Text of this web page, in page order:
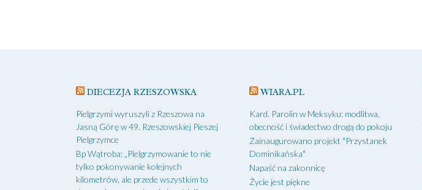
DIECEZJA RZESZOWSKA
Pielgrzymi wyruszyli z Rzeszowa na
Jasną Górę w 49. Rzeszowskiej Pieszej
Pielgrzymce
Bp Wątroba: „Pielgrzymowanie to nie
tylko pokonywanie kolejnych
kilometrów, ale przede wszystkim to
WIARA.PL
Kard. Parolin w Meksyku: modlitwa,
obecność i świadectwo drogą do pokoju
Zainaugurowano projekt "Przystanek
Dominikańska"
Napaść na zakonnicę
Życie jest piękne